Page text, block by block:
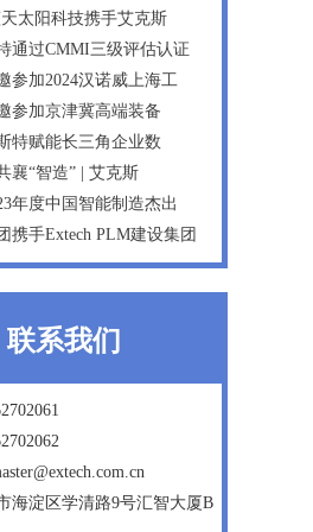
太阳科技携手艾克斯
通过CMMI三级评估认证
参加2024汉诺威上海工
参加京津冀高端装备
特赋能长三角企业数
襄“智造” | 艾克斯
年度中国智能制造杰出
携手Extech PLM建设集团
联系我们
海淀区学清路9号汇智大厦B